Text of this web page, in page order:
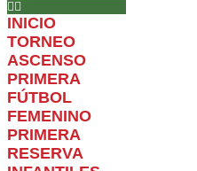
INICIO
TORNEO
ASCENSO
PRIMERA
FÚTBOL
FEMENINO
PRIMERA
RESERVA